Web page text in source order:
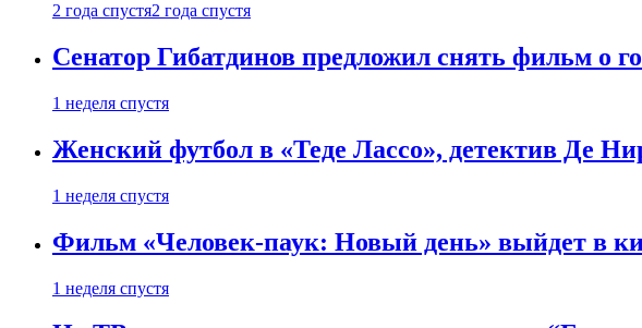
2 года спустя2 года спустя
Сенатор Гибатдинов предложил снять фильм о
1 неделя спустя
Женский футбол в «Теде Лассо», детектив Де
1 неделя спустя
Фильм «Человек-паук: Новый день» выйдет в
1 неделя спустя